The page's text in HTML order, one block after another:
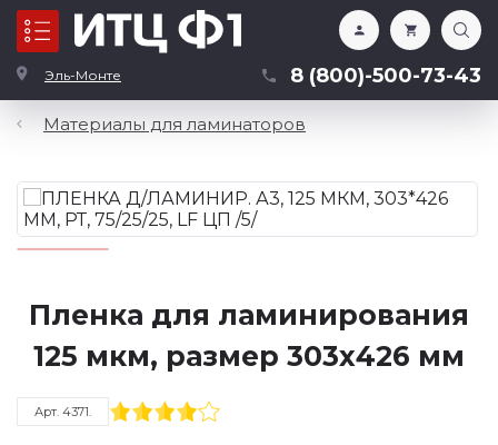
Эль-Монте 8 (800)-500-73-43
Каталог
Материалы для ламинаторов
Пленка для ламинирования
125 мкм, размер 303х426 мм
Арт. 4371.